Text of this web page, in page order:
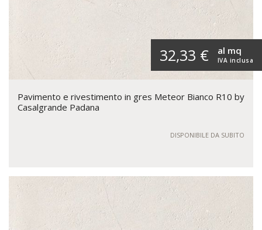
32,33 € IVA inclusa
al mq
Pavimento e rivestimento in gres Meteor Bianco R10 by
Casalgrande Padana
DISPONIBILE DA SUBITO